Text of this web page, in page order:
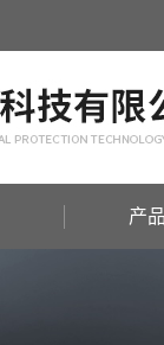
产